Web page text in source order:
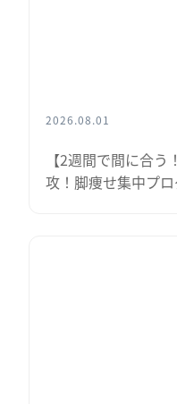
2026.08.01
【2週間で間に合
攻！脚痩せ集中プロ